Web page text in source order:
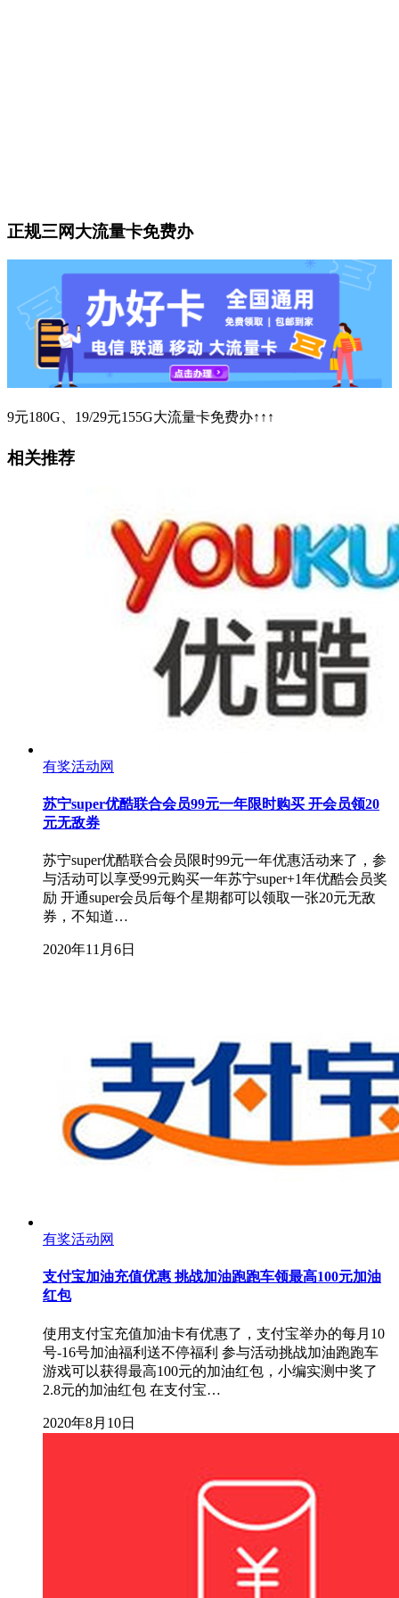
正规三网大流量卡免费办
9元180G、19/29元155G大流量卡免费办↑↑↑
相关推荐
有奖活动网
苏宁super优酷联合会员99元一年限时购买 开会员领20
元无敌券
苏宁super优酷联合会员限时99元一年优惠活动来了，参
与活动可以享受99元购买一年苏宁super+1年优酷会员奖
励 开通super会员后每个星期都可以领取一张20元无敌
券，不知道…
2020年11月6日
有奖活动网
支付宝加油充值优惠 挑战加油跑跑车领最高100元加油
红包
使用支付宝充值加油卡有优惠了，支付宝举办的每月10
号-16号加油福利送不停福利 参与活动挑战加油跑跑车
游戏可以获得最高100元的加油红包，小编实测中奖了
2.8元的加油红包 在支付宝…
2020年8月10日